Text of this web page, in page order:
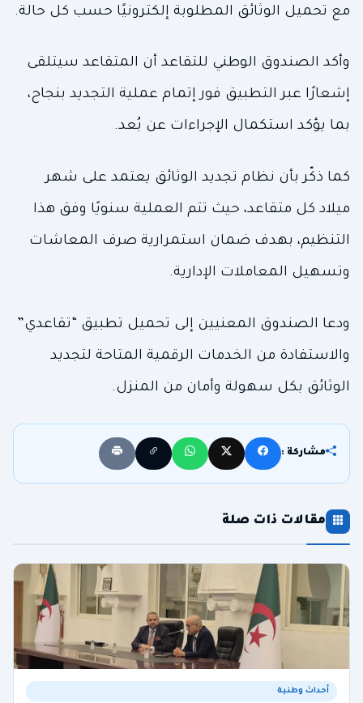
مع تحميل الوثائق المطلوبة إلكترونيًا حسب كل حالة.
وأكد الصندوق الوطني للتقاعد أن المتقاعد سيتلقى
إشعارًا عبر التطبيق فور إتمام عملية التجديد بنجاح،
بما يؤكد استكمال الإجراءات عن بُعد.
كما ذكّر بأن نظام تجديد الوثائق يعتمد على شهر
ميلاد كل متقاعد، حيث تتم العملية سنويًا وفق هذا
التنظيم، بهدف ضمان استمرارية صرف المعاشات
وتسهيل المعاملات الإدارية.
ودعا الصندوق المعنيين إلى تحميل تطبيق “تقاعدي”
والاستفادة من الخدمات الرقمية المتاحة لتجديد
الوثائق بكل سهولة وأمان من المنزل.
مشاركة :
مقالات ذات صلة
أحداث وطنية